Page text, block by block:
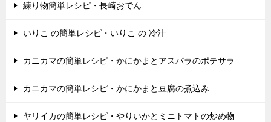
練り物簡単レシピ・長崎おでん
いりこ の簡単レシピ・いりこ の 冷汁
カニカマの簡単レシピ・かにかまとアスパラのポテサラ
カニカマの簡単レシピ・かにかまと豆腐の煮込み
ヤリイカの簡単レシピ・やりいかとミニトマトの炒め物